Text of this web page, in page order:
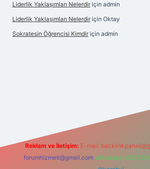
Liderlik Yaklaşımları Nelerdir için admin
Liderlik Yaklaşımları Nelerdir için Oktay
Sokratesin Öğrencisi Kimdir için admin
Reklam ve İletişim: E-mail:
forumhizmeti@gmail.com Whatsapp: 0262